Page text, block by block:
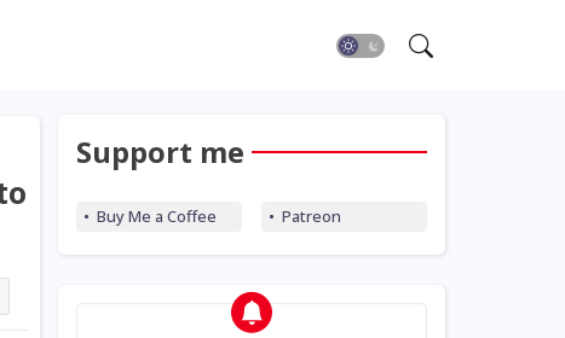
Support me
Buy Me a Coffee Patreon